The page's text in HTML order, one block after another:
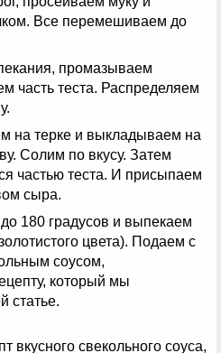
Все перемешиваем до
промазываем
часть теста. Распределяем
на терке и выкладываем на
Солим по вкусу. Затем
частью теста. И присыпаем
сыра.
180 градусов и выпекаем
цвета). Подаем с
соусом,
который мы
статье.
вкусного свекольного соуса,